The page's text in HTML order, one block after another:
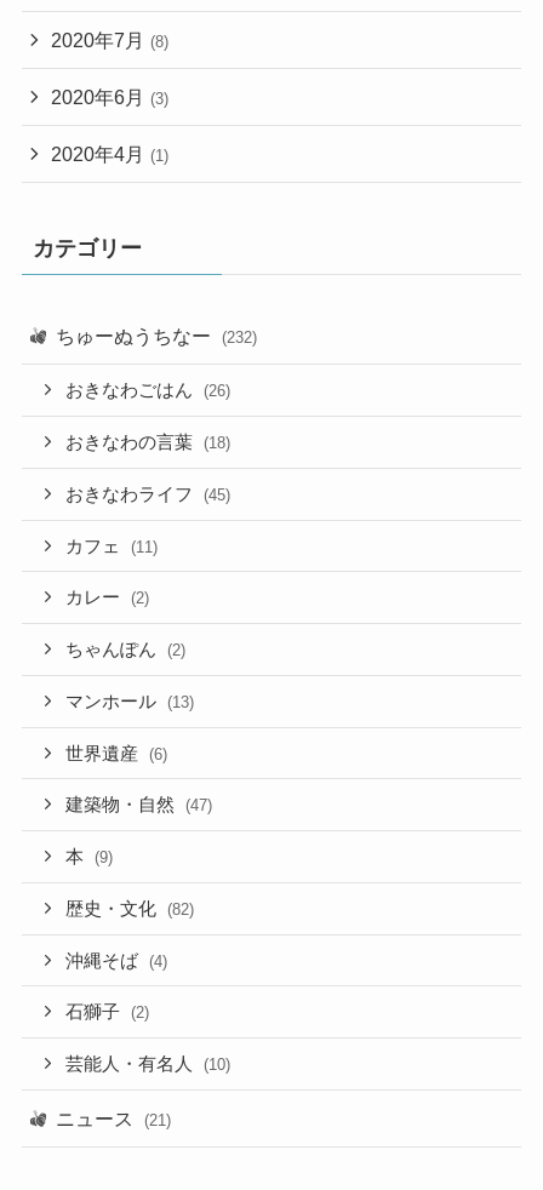
2020年7月 (8)
2020年6月 (3)
2020年4月 (1)
カテゴリー
ちゅーぬうちなー (232)
おきなわごはん (26)
おきなわの言葉 (18)
おきなわライフ (45)
カフェ (11)
カレー (2)
ちゃんぽん (2)
マンホール (13)
世界遺産 (6)
建築物・自然 (47)
本 (9)
歴史・文化 (82)
沖縄そば (4)
石獅子 (2)
芸能人・有名人 (10)
ニュース (21)